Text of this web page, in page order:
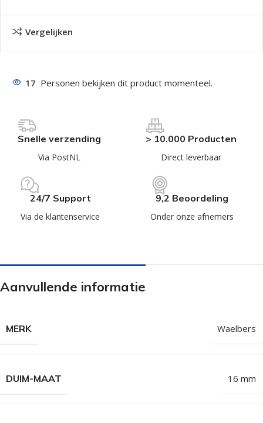
Vergelijken
17 Personen bekijken dit product momenteel.
Snelle verzending
Via PostNL
> 10.000 Producten
Direct leverbaar
24/7 Support
Via de klantenservice
9,2 Beoordeling
Onder onze afnemers
Aanvullende informatie
MERK Waelbers
DUIM-MAAT 16 mm